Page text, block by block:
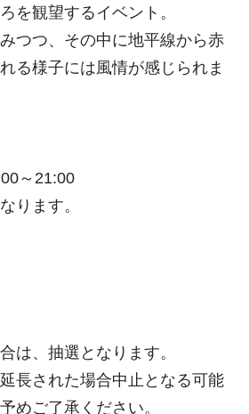
を観望するイベント。
つつ、その中に地平線から赤
る様子には風情が感じられま
～21:00
ります。
は、抽選となります。
長された場合中止となる可能
めご了承ください。